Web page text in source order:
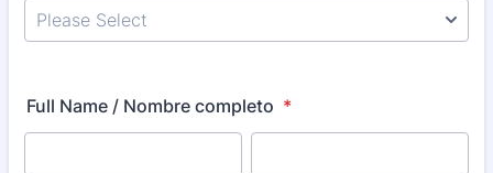
Full Name / Nombre completo *